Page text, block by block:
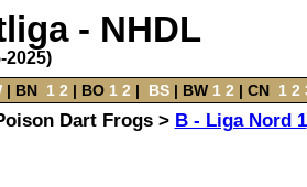
- NHDL
2025)
‌ | BN‌ 1 2 | BO‌ 1 2 | BS| BW‌ 1 2 ‌ | CN‌ 1 2
Dart Frogs > B - Liga Nord 1